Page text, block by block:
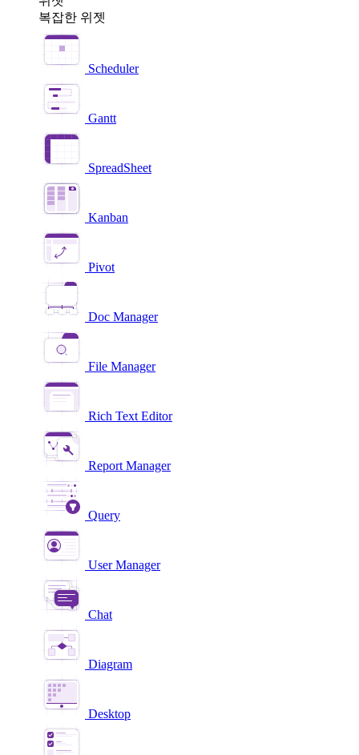
복잡한 위젯
Scheduler
Gantt
SpreadSheet
Kanban
Pivot
Doc Manager
File Manager
Rich Text Editor
Report Manager
Query
User Manager
Chat
Diagram
Desktop